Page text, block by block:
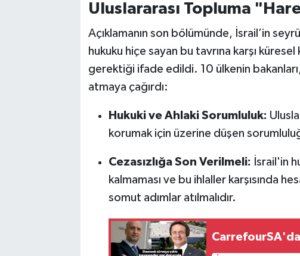
Uluslararası Topluma
Açıklamanın son bölümünde, İsrail’in
hukuku hiçe sayan bu tavrına karşı
gerektiği ifade edildi. 10 ülkenin
atmaya çağırdı:
Hukuki ve Ahlaki Sorumluluk:
korumak için üzerine düşen
Cezasızlığa Son Verilmeli: İsrail'in
kalmaması ve bu ihlaller karşısında
somut adımlar atılmalıdır.
CarrefourSA'da